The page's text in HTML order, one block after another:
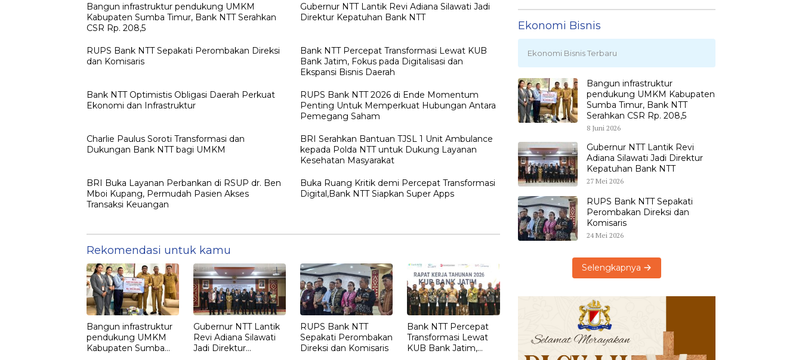
Bangun infrastruktur pendukung UMKM
Kabupaten Sumba Timur, Bank NTT Serahkan
CSR Rp. 208,5
Gubernur NTT Lantik Revi Adiana Silawati Jadi
Direktur Kepatuhan Bank NTT
RUPS Bank NTT Sepakati Perombakan Direksi
dan Komisaris
Bank NTT Percepat Transformasi Lewat KUB
Bank Jatim, Fokus pada Digitalisasi dan
Ekspansi Bisnis Daerah
Bank NTT Optimistis Obligasi Daerah Perkuat
Ekonomi dan Infrastruktur
RUPS Bank NTT 2026 di Ende Momentum
Penting Untuk Memperkuat Hubungan Antara
Pemegang Saham
Charlie Paulus Soroti Transformasi dan
Dukungan Bank NTT bagi UMKM
BRI Serahkan Bantuan TJSL 1 Unit Ambulance
kepada Polda NTT untuk Dukung Layanan
Kesehatan Masyarakat
BRI Buka Layanan Perbankan di RSUP dr. Ben
Mboi Kupang, Permudah Pasien Akses
Transaksi Keuangan
Buka Ruang Kritik demi Percepat Transformasi
Digital,Bank NTT Siapkan Super Apps
Rekomendasi untuk kamu
Bangun infrastruktur
pendukung UMKM
Kabupaten Sumba
Gubernur NTT Lantik
Revi Adiana Silawati
Jadi Direktur
RUPS Bank NTT
Sepakati Perombakan
Direksi dan Komisaris
Bank NTT Percepat
Transformasi Lewat
KUB Bank Jatim,
Ekonomi Bisnis
Ekonomi Bisnis Terbaru
Bangun infrastruktur
pendukung UMKM Kabupaten
Sumba Timur, Bank NTT
Serahkan CSR Rp. 208,5
8 Juni 2026
Gubernur NTT Lantik Revi
Adiana Silawati Jadi Direktur
Kepatuhan Bank NTT
27 Mei 2026
RUPS Bank NTT Sepakati
Perombakan Direksi dan
Komisaris
24 Mei 2026
Selengkapnya